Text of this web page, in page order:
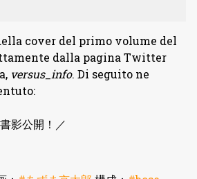
cover del primo volume del
dalla pagina Twitter
versus_info. Di seguito ne
影公開！／